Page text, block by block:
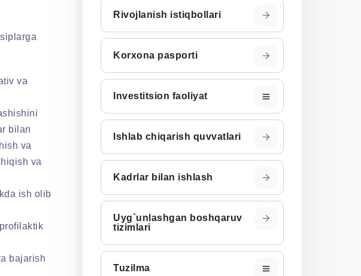
va
bilan
va
va
ish olib
bajarish
Rivojlanish istiqbollari
Korxona pasporti
Investitsion faoliyat
Ishlab chiqarish quvvatlari
Kadrlar bilan ishlash
Uyg`unlashgan boshqaruv
tizimlari
Tuzilma